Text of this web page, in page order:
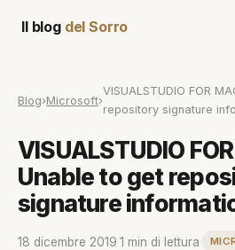
Il blog del Sorro
Blog›Microsoft›
VISUALSTUDIO FOR
repository signature
VISUALSTUDIO FOR
Unable to get
signature
18 dicembre 2019 1 min di lettura